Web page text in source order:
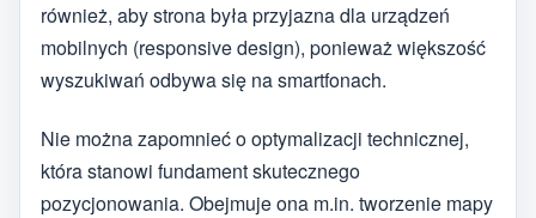
również, aby strona była przyjazna dla urządzeń
mobilnych (responsive design), ponieważ większość
wyszukiwań odbywa się na smartfonach.
Nie można zapomnieć o optymalizacji technicznej,
która stanowi fundament skutecznego
pozycjonowania. Obejmuje ona m.in. tworzenie mapy